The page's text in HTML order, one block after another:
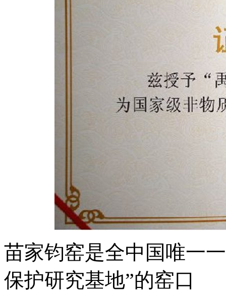
苗家钧窑是全中国唯一
保护研究基地”的窑口